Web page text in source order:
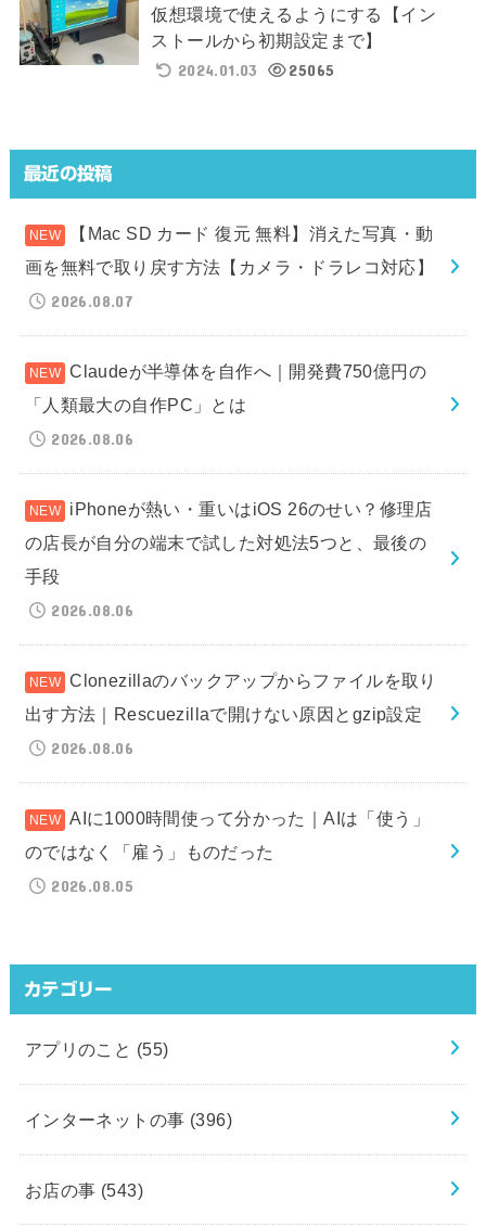
仮想環境で使えるようにする【イン
ストールから初期設定まで】
2024.01.03
25065
最近の投稿
【Mac SD カード 復元 無料】消えた写真・動
画を無料で取り戻す方法【カメラ・ドラレコ対応】
2026.08.07
Claudeが半導体を自作へ｜開発費750億円の
「人類最大の自作PC」とは
2026.08.06
iPhoneが熱い・重いはiOS 26のせい？修理店
の店長が自分の端末で試した対処法5つと、最後の
手段
2026.08.06
Clonezillaのバックアップからファイルを取り
出す方法｜Rescuezillaで開けない原因とgzip設定
2026.08.06
AIに1000時間使って分かった｜AIは「使う」
のではなく「雇う」ものだった
2026.08.05
カテゴリー
アプリのこと (55)
インターネットの事 (396)
お店の事 (543)